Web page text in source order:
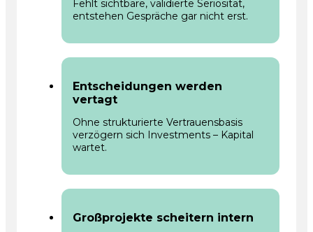
Fehlt sichtbare, validierte Seriosität,
entstehen Gespräche gar nicht erst.
Entscheidungen werden
vertagt
Ohne strukturierte Vertrauensbasis
verzögern sich Investments – Kapital
wartet.
Großprojekte scheitern intern